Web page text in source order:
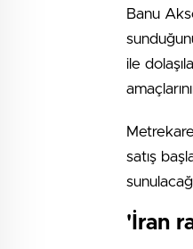
Banu
ile
satış
'İran